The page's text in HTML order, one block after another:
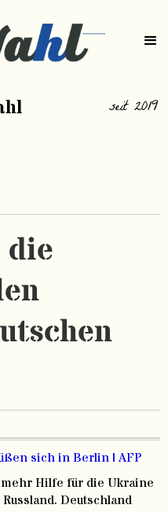
seit 2019
die
Hilfe für die Ukraine
Deutschland